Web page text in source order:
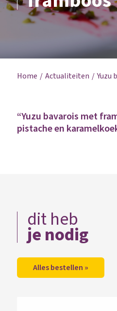
Home Actualiteiten Yuzu
“Yuzu bavarois met
pistache en
dit heb
je nodig
Alles bestellen »